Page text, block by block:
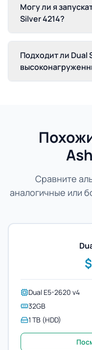
Могу ли я
Silver 4214?
Подходит ли Dual
Сравните
аналогичные или
Dual E5-2620 v4
32GB
1 TB (HDD)